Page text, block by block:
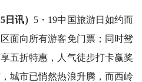
日讯） 5・19中国旅游日如约而
面向所有游客免门票；同时鸳
五折特惠，人气徒步打卡赢奖
城市已悄然热浪升腾，而西岭